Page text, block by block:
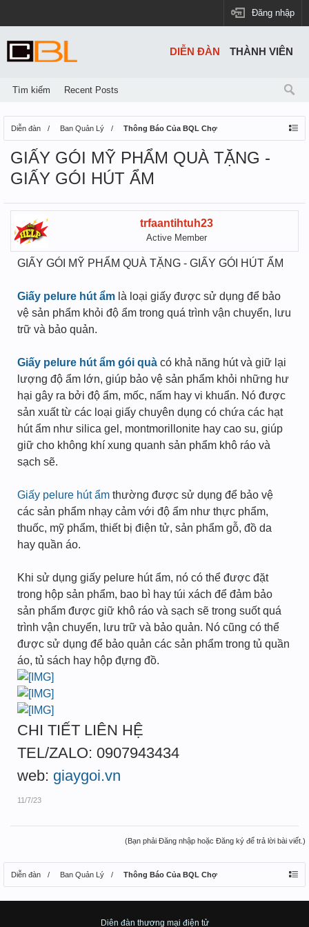
Đăng nhập
Diễn đàn Ban Quản Lý Thông Báo Của BQL Chợ
GIẤY GÓI MỸ PHẨM QUÀ TẶNG -
GIẤY GÓI HÚT ẨM
trfaantihtuh23
Active Member
GIẤY GÓI MỸ PHẨM QUÀ TẶNG - GIẤY GÓI HÚT ẨM
Giấy pelure hút ẩm là loại giấy được sử dụng để bảo
vệ sản phẩm khỏi độ ẩm trong quá trình vận chuyển, lưu
trữ và bảo quản.
Giấy pelure hút ẩm gói quà có khả năng hút và giữ lại
lượng độ ẩm lớn, giúp bảo vệ sản phẩm khỏi những hư
hại gây ra bởi độ ẩm, mốc, nấm hay vi khuẩn. Nó được
sản xuất từ các loại giấy chuyên dụng có chứa các hạt
hút ẩm như silica gel, montmorillonite hay cao su, giúp
giữ cho không khí xung quanh sản phẩm khô ráo và
sạch sẽ.
Giấy pelure hút ẩm thường được sử dụng để bảo vệ
các sản phẩm nhạy cảm với độ ẩm như thực phẩm,
thuốc, mỹ phẩm, thiết bị điện tử, sản phẩm gỗ, đồ da
hay quần áo.
Khi sử dụng giấy pelure hút ẩm, nó có thể được đặt
trong hộp sản phẩm, bao bì hay túi xách để đảm bảo
sản phẩm được giữ khô ráo và sạch sẽ trong suốt quá
trình vận chuyển, lưu trữ và bảo quản. Nó cũng có thể
được sử dụng để bảo quản các sản phẩm trong tủ quần
áo, tủ sách hay hộp đựng đồ.
CHI TIẾT LIÊN HỆ
TEL/ZALO: 0907943434
web: giaygoi.vn
11/7/23
(Bạn phải Đăng nhập hoặc Đăng ký để trả lời bài viết.)
Diễn đàn Ban Quản Lý Thông Báo Của BQL Chợ
DIỄN ĐÀN
Tìm kiếm Recent Posts
THÀNH VIÊN
Diên đàn thương mại điện tử